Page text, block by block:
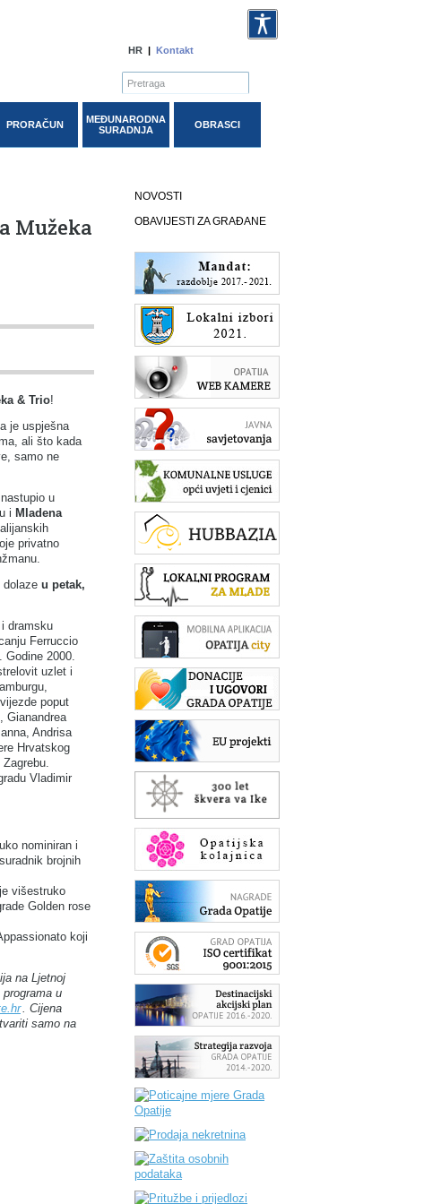
HR | Kontakt
PRORAČUN
MEĐUNARODNA
SURADNJA
OBRASCI
NOVOSTI
OBAVIJESTI ZA GRAĐANE
Mužeka
& Trio!
je uspješna
ali što kada
samo ne
u
i Mladena
privatno
dolaze u petak,
dramsku
Ferruccio
2000.
uzlet i
poput
Gianandrea
Andrisa
Hrvatskog
Vladimir
nominiran i
brojnih
višestruko
Golden rose
koji
na Ljetnoj
u
. Cijena
samo na